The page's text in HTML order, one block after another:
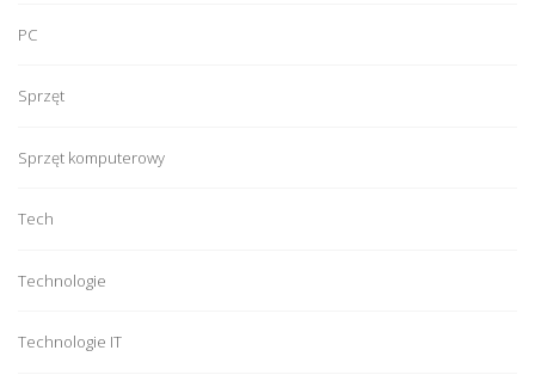
PC
Sprzęt
Sprzęt komputerowy
Tech
Technologie
Technologie IT